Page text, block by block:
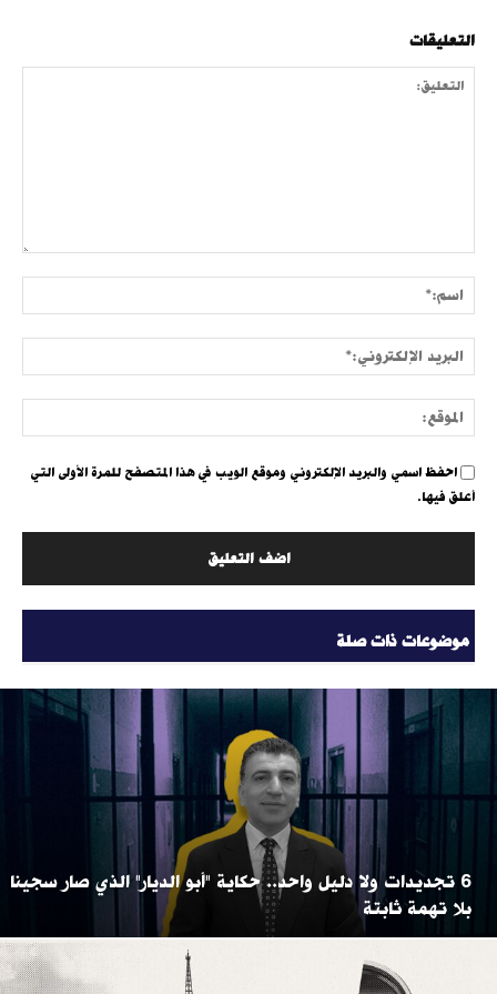
التعليقات
احفظ اسمي والبريد الإلكتروني وموقع الويب في هذا المتصفح للمرة الأولى التي
أعلق فيها.
موضوعات ذات صلة
6 تجديدات ولا دليل واحد.. حكاية "أبو الديار" الذي صار سجينا
بلا تهمة ثابتة